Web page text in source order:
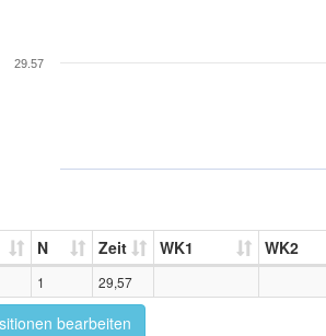
29.57
N Zeit WK1 WK2
1 29,57
bearbeiten